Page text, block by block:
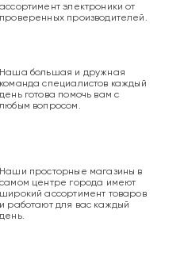
ассортимент электроники от
проверенных производителей.
Наша большая и дружная
команда специалистов каждый
день готова помочь вам с
любым вопросом.
Наши просторные магазины в
самом центре города имеют
широкий ассортимент товаров
и работают для вас каждый
день.